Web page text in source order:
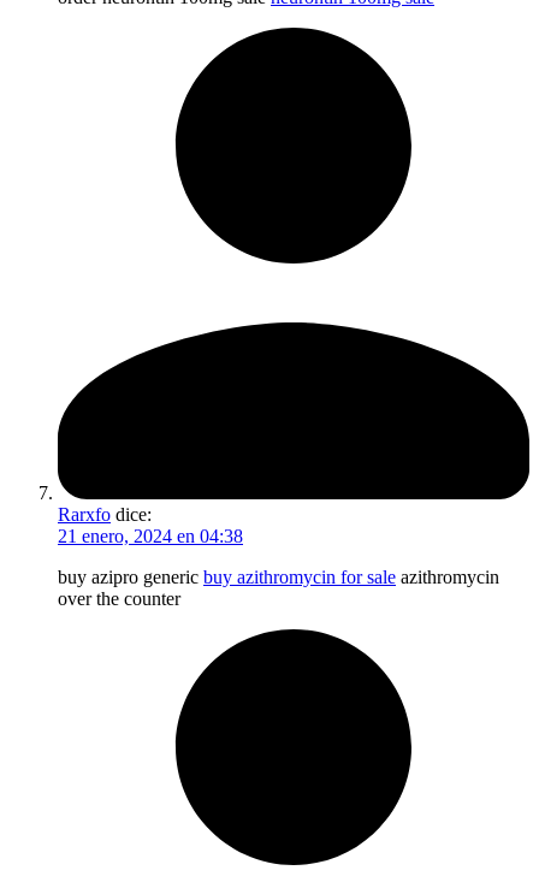
Rarxfo dice:
21 enero, 2024 en 04:38
buy azipro generic buy azithromycin for sale azithromycin
over the counter